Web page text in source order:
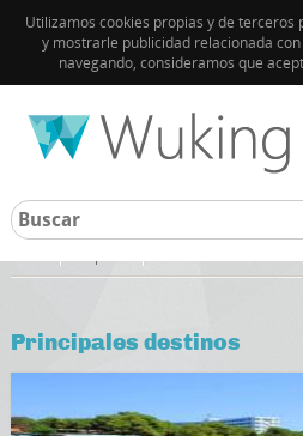
Utilizamos cookies propias y de
y mostrarle publicidad relacionada
navegando, consideramos que
Principales destinos